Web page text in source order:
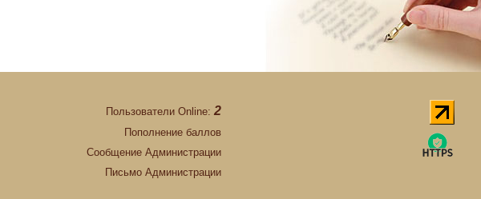
Пользователи Online:2
Пополнение баллов
Сообщение Администрации
Письмо Администрации